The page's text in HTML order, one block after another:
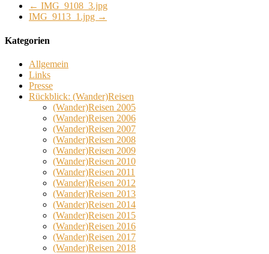
← IMG_9108_3.jpg
IMG_9113_1.jpg →
Kategorien
Allgemein
Links
Presse
Rückblick: (Wander)Reisen
(Wander)Reisen 2005
(Wander)Reisen 2006
(Wander)Reisen 2007
(Wander)Reisen 2008
(Wander)Reisen 2009
(Wander)Reisen 2010
(Wander)Reisen 2011
(Wander)Reisen 2012
(Wander)Reisen 2013
(Wander)Reisen 2014
(Wander)Reisen 2015
(Wander)Reisen 2016
(Wander)Reisen 2017
(Wander)Reisen 2018